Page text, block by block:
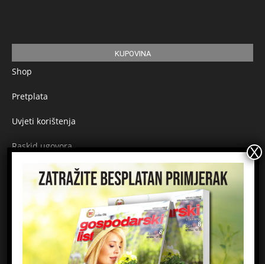
KUPOVINA
Shop
Pretplata
Uvjeti korištenja
Raskid ugovora
Načini plaćanja
Sigurnost plaćanja
Prijavite se na newsletter